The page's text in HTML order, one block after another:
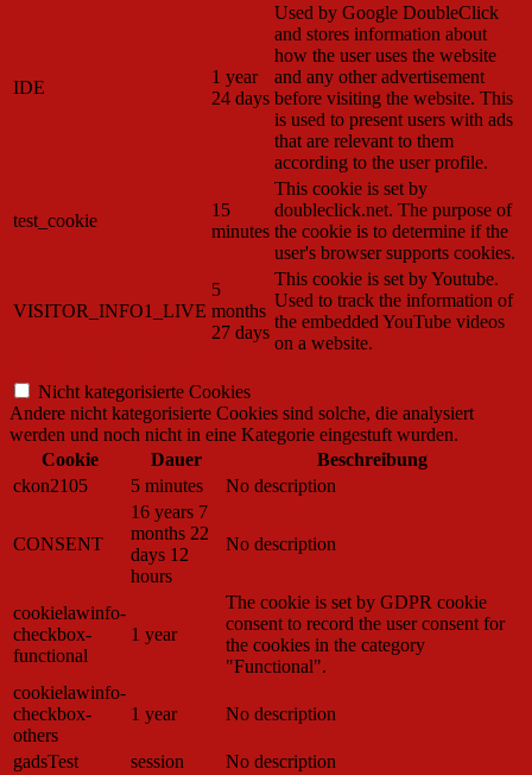
IDE
1 year
24 days
Used by Google DoubleClick
and stores information about
how the user uses the website
and any other advertisement
before visiting the website. This
is used to present users with ads
that are relevant to them
according to the user profile.
test_cookie
15
minutes
This cookie is set by
doubleclick.net. The purpose of
the cookie is to determine if the
user's browser supports cookies.
VISITOR_INFO1_LIVE
5
months
27 days
This cookie is set by Youtube.
Used to track the information of
the embedded YouTube videos
on a website.
Nicht kategorisierte Cookies
Andere nicht kategorisierte Cookies sind solche, die analysiert
werden und noch nicht in eine Kategorie eingestuft wurden.
Cookie
Dauer
Beschreibung
ckon2105
5 minutes No description
CONSENT
16 years 7
months 22
days 12
hours
No description
cookielawinfo-
checkbox-
functional
1 year
The cookie is set by GDPR cookie
consent to record the user consent for
the cookies in the category
"Functional".
cookielawinfo-
checkbox-
others
1 year No description
gadsTest session
No description